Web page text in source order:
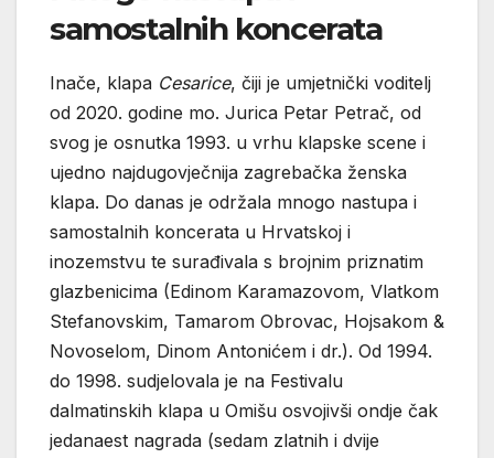
samostalnih koncerata
Inače, klapa Cesarice, čiji je umjetnički voditelj
od 2020. godine mo. Jurica Petar Petrač, od
svog je osnutka 1993. u vrhu klapske scene i
ujedno najdugovječnija zagrebačka ženska
klapa. Do danas je održala mnogo nastupa i
samostalnih koncerata u Hrvatskoj i
inozemstvu te surađivala s brojnim priznatim
glazbenicima (Edinom Karamazovom, Vlatkom
Stefanovskim, Tamarom Obrovac, Hojsakom &
Novoselom, Dinom Antonićem i dr.). Od 1994.
do 1998. sudjelovala je na Festivalu
dalmatinskih klapa u Omišu osvojivši ondje čak
jedanaest nagrada (sedam zlatnih i dvije